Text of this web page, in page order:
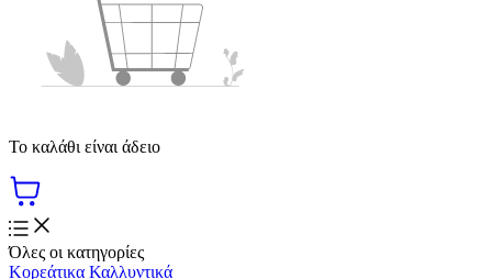
Το καλάθι είναι άδειο
Όλες οι κατηγορίες
Κορεάτικα Καλλυντικά